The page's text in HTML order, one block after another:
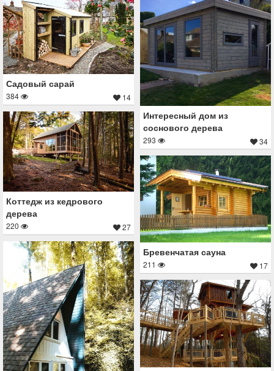
Интересный дом из
соснового дерева
293 34
Садовый сарай
384 14
Коттедж из кедрового
дерева
220 27
Бревенчатая сауна
211 17